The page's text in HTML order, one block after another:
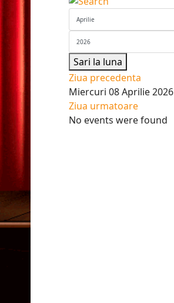
Sari la luna
Ziua precedenta
Miercuri 08 Aprilie 2026
Ziua urmatoare
No events were found